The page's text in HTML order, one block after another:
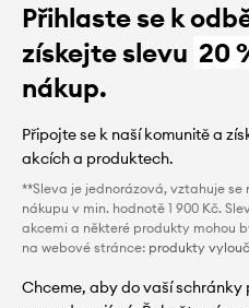
Přihlaste se k
získejte slevu 20
nákup.
Připojte se k naší komunitě a
akcích a produktech.
**Sleva je jednorázová, vztahuje
nákupu v min. hodnotě 1 900 Kč.
akcemi a některé produkty mohou
na webové stránce: produkty
Chceme, aby do vaší schránky